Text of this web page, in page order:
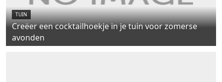
TUIN
Creëer een cocktailhoekje in je tuin voor zomerse
avonden